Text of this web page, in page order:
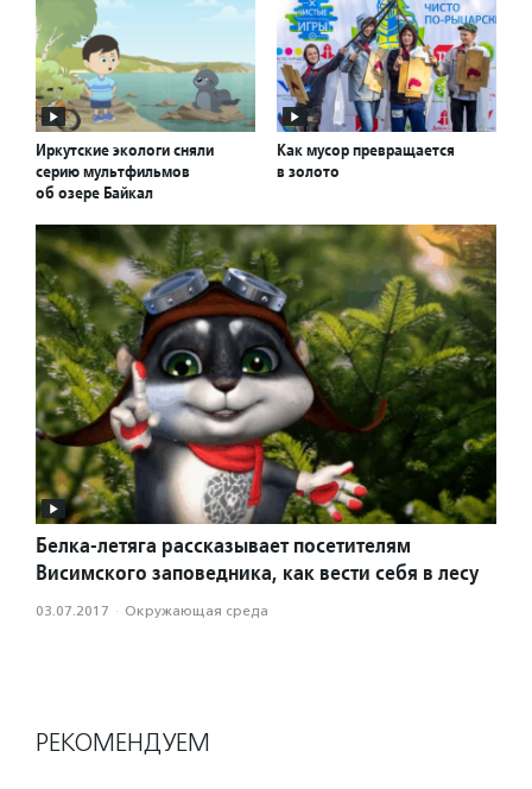
Иркутские экологи сняли
серию мультфильмов
об озере Байкал
Как мусор превращается
в золото
Белка-летяга рассказывает посетителям
Висимского заповедника, как вести себя в лесу
03.07.2017 · Окружающая среда
РЕКОМЕНДУЕМ